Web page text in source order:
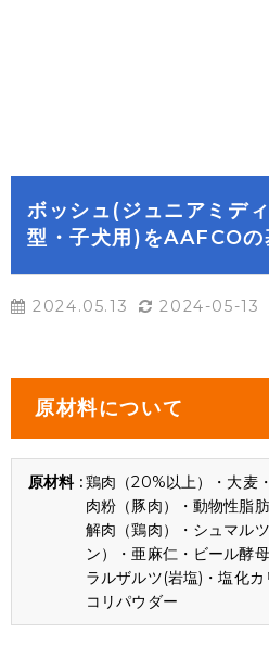
ボッシュ(ジュニアミデ
型・子犬用)をAAFCOの
2024.05.13 2024-05-13
原材料について
鶏肉（20%以上）・大麦
肉粉（豚肉）・動物性脂
解肉（鶏肉）・シュマル
ン）・亜麻仁・ビール酵
ラルザルツ(岩塩)・塩化
コリパウダー